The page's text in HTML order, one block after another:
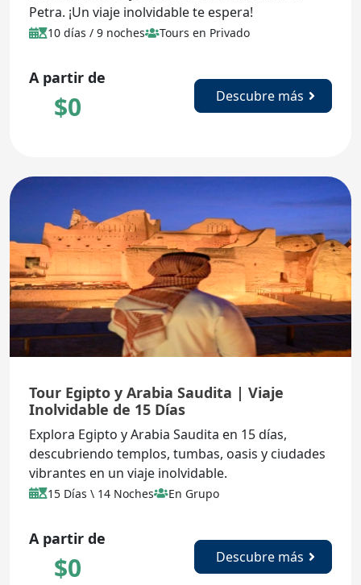
Petra. ¡Un viaje inolvidable te espera!
10 días / 9 noches Tours en Privado
A partir de
$0 Descubre más
Tour Egipto y Arabia Saudita | Viaje
Inolvidable de 15 Días
Explora Egipto y Arabia Saudita en 15 días,
descubriendo templos, tumbas, oasis y ciudades
vibrantes en un viaje inolvidable.
15 Días \ 14 Noches En Grupo
A partir de
$0 Descubre más